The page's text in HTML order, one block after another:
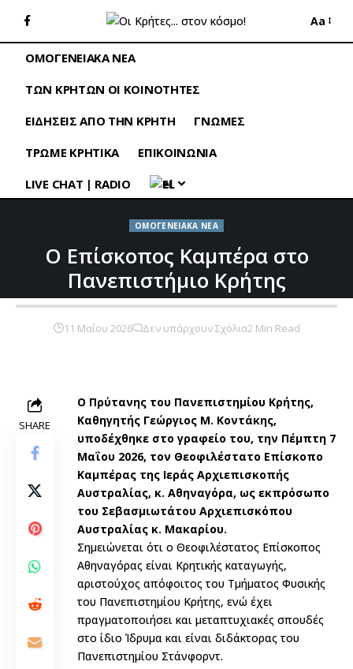
Aa
ΟΜΟΓΕΝΕΙΑΚΑ ΝΕΑ
ΤΩΝ ΚΡΗΤΩΝ ΟΙ ΚΟΙΝΟΤΗΤΕΣ
ΕΙΔΗΣΕΙΣ ΑΠΟ ΤΗΝ ΚΡΗΤΗ
ΓΝΩΜΕΣ
ΤΡΩΜΕ ΚΡΗΤΙΚΑ
ΕΠΙΚΟΙΝΩΝΙΑ
LIVE CHAT | RADIO
EL
ΟΜΟΓΕΝΕΙΑΚΑ ΝΕΑ
Ο Επίσκοπος Καμπέρα στο
Πανεπιστήμιο Κρήτης
11 Μαΐου 2026 Δεν υπάρχουν Σχόλια2 Min Read
SHARE
Ο Πρύτανης του Πανεπιστημίου Κρήτης,
Καθηγητής Γεώργιος Μ. Κοντάκης,
υποδέχθηκε στο γραφείο του, την Πέμπτη 7
Μαΐου 2026, τον Θεοφιλέστατο Επίσκοπο
Καμπέρας της Ιεράς Αρχιεπισκοπής
Αυστραλίας, κ. Αθηναγόρα, ως εκπρόσωπο
του Σεβασμιωτάτου Αρχιεπισκόπου
Αυστραλίας κ. Μακαρίου.
Σημειώνεται ότι ο Θεοφιλέστατος Επίσκοπος
Αθηναγόρας είναι Κρητικής καταγωγής,
αριστούχος απόφοιτος του Τμήματος Φυσικής
του Πανεπιστημίου Κρήτης, ενώ έχει
πραγματοποιήσει και μεταπτυχιακές σπουδές
στο ίδιο Ίδρυμα και είναι διδάκτορας του
Πανεπιστημίου Στάνφορντ.